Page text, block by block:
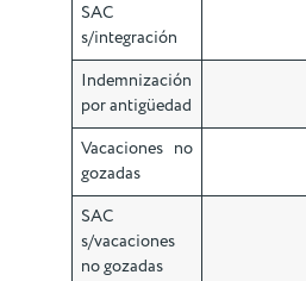
SAC
s/integración
Indemnización
por antigüedad
Vacaciones no
gozadas
SAC
s/vacaciones
no gozadas